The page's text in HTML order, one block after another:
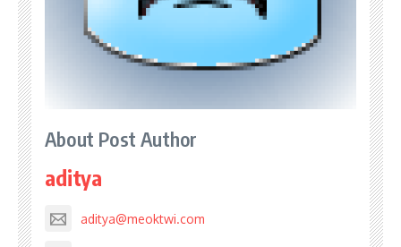
About Post Author
aditya
aditya@meoktwi.com